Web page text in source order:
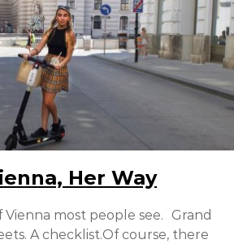
Her Way
Vienna most people see. Grand
A checklist.Of course, there